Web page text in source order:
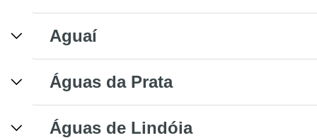
Aguaí
Águas da Prata
Águas de Lindóia